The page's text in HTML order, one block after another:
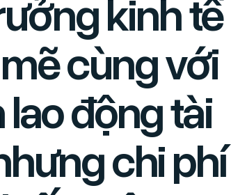
kinh tế
cùng với
động tài
chi phí